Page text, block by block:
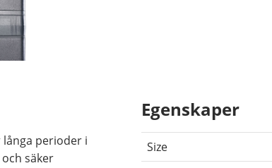
perioder i
säker
Egenskaper
Size